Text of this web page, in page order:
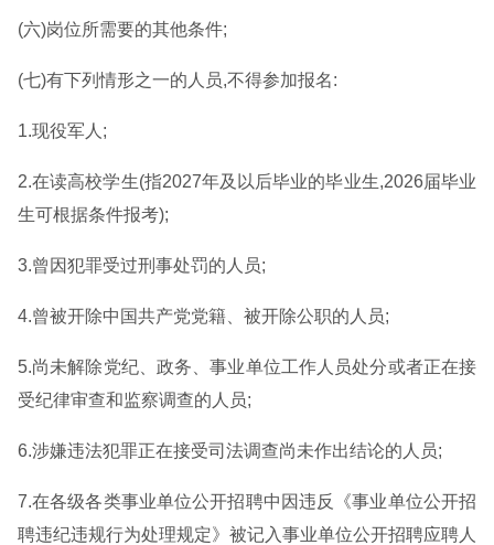
(六)岗位所需要的其他条件;
(七)有下列情形之一的人员,不得参加报名:
1.现役军人;
2.在读高校学生(指2027年及以后毕业的毕业生,2026届毕业
生可根据条件报考);
3.曾因犯罪受过刑事处罚的人员;
4.曾被开除中国共产党党籍、被开除公职的人员;
5.尚未解除党纪、政务、事业单位工作人员处分或者正在接
受纪律审查和监察调查的人员;
6.涉嫌违法犯罪正在接受司法调查尚未作出结论的人员;
7.在各级各类事业单位公开招聘中因违反《事业单位公开招
聘违纪违规行为处理规定》被记入事业单位公开招聘应聘人